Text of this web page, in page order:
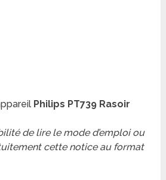
Philips PT739 Rasoir
de lire le mode d’emploi ou
cette notice au format